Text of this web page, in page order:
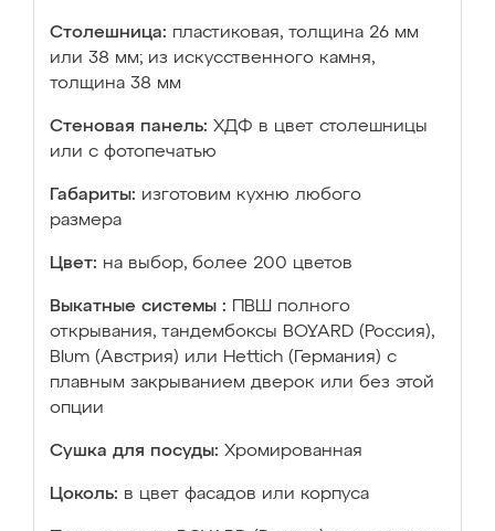
Столешница: пластиковая, толщина 26 мм
или 38 мм; из искусственного камня,
толщина 38 мм
Стеновая панель: ХДФ в цвет столешницы
или с фотопечатью
Габариты: изготовим кухню любого
размера
Цвет: на выбор, более 200 цветов
Выкатные системы :
ПВШ полного
открывания, тандембоксы BOYARD (Россия),
Blum (Австрия) или Hettich (Германия) с
плавным закрыванием дверок или без этой
опции
Сушка для посуды: Хромированная
Цоколь: в цвет фасадов или корпуса